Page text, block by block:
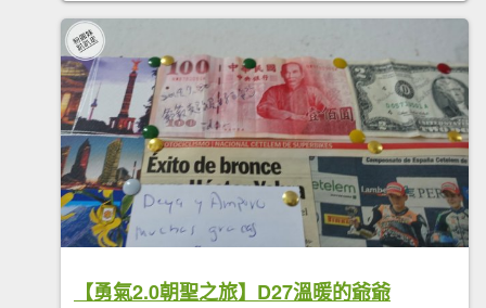
【勇氣2.0朝聖之旅】D27溫暖的爺爺